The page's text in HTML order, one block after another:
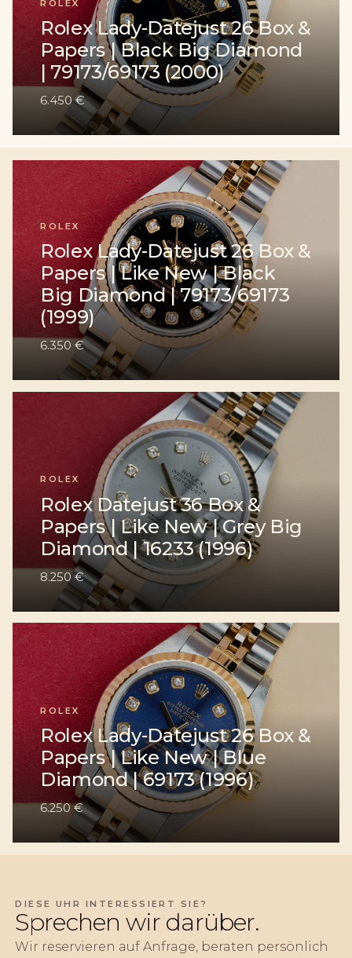
ROLEX
Rolex Lady-Datejust 26 Box &
Papers | Black Big Diamond
| 79173/69173 (2000)
6.450 €
ROLEX
Rolex Lady-Datejust 26 Box &
Papers | Like New | Black
Big Diamond | 79173/69173
(1999)
6.350 €
ROLEX
Rolex Datejust 36 Box &
Papers | Like New | Grey Big
Diamond | 16233 (1996)
8.250 €
ROLEX
Rolex Lady-Datejust 26 Box &
Papers | Like New | Blue
Diamond | 69173 (1996)
6.250 €
DIESE UHR INTERESSIERT SIE?
Sprechen wir darüber.
Wir reservieren auf Anfrage, beraten persönlich